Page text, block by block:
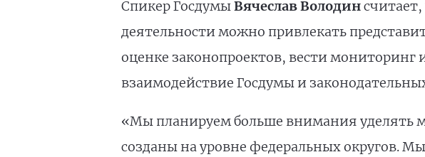
Спикер ГосдумыВячеслав Володин
деятельности можно привлекать
оценке законопроектов, вести
взаимодействие Госдумы и
«Мы планируем больше внимания уделять
созданы на уровне федеральных округов.